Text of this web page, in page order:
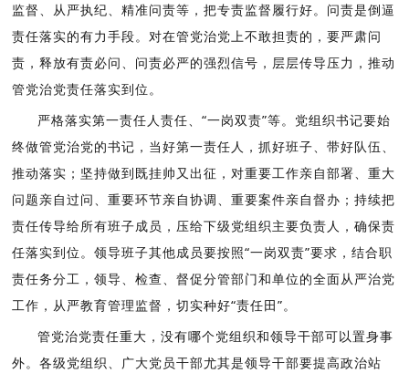
监督、从严执纪、精准问责等，把专责监督履行好。问责是倒逼
责任落实的有力手段。对在管党治党上不敢担责的，要严肃问
责，释放有责必问、问责必严的强烈信号，层层传导压力，推动
管党治党责任落实到位。
严格落实第一责任人责任、“一岗双责”等。党组织书记要始
终做管党治党的书记，当好第一责任人，抓好班子、带好队伍、
推动落实；坚持做到既挂帅又出征，对重要工作亲自部署、重大
问题亲自过问、重要环节亲自协调、重要案件亲自督办；持续把
责任传导给所有班子成员，压给下级党组织主要负责人，确保责
任落实到位。领导班子其他成员要按照“一岗双责”要求，结合职
责任务分工，领导、检查、督促分管部门和单位的全面从严治党
工作，从严教育管理监督，切实种好“责任田”。
管党治党责任重大，没有哪个党组织和领导干部可以置身事
外。各级党组织、广大党员干部尤其是领导干部要提高政治站